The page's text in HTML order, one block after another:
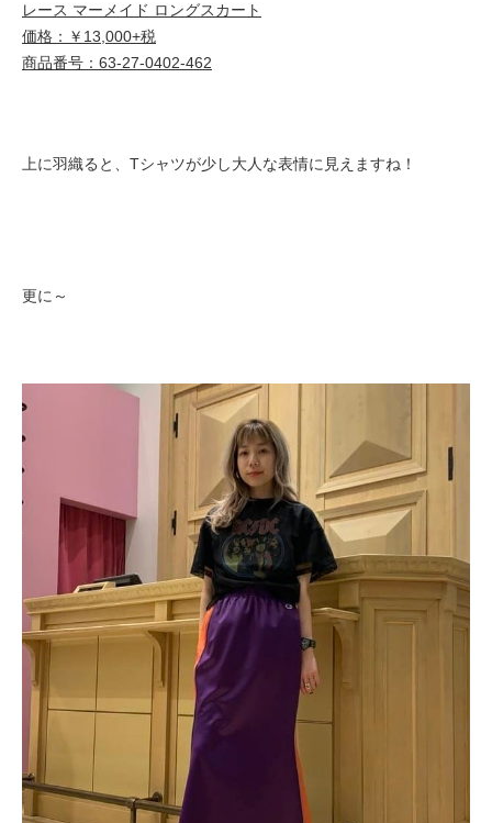
レース マーメイド ロングスカート
価格：￥13,000+税
商品番号：63-27-0402-462
上に羽織ると、Tシャツが少し大人な表情に見えますね！
更に～